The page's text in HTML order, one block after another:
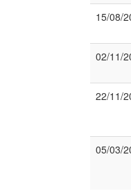
15/08/
02/11/
22/11/
05/03/